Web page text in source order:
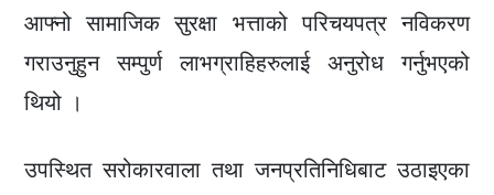
आफ्नो सामाजिक सुरक्षा भत्ताको परिचयपत्र नविकरण
गराउनुहुन सम्पुर्ण लाभग्राहिहरुलाई अनुरोध गर्नुभएको
थियो ।
उपस्थित सरोकारवाला तथा जनप्रतिनिधिबाट उठाइएका